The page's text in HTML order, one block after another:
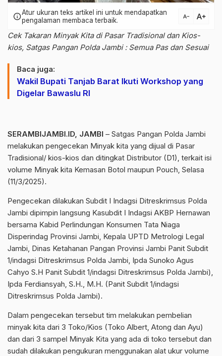
infoAtur ukuran teks artikel ini untuk mendapatkan
pengalaman membaca terbaik.
text_decrease text_increase
Cek Takaran Minyak Kita di Pasar Tradisional dan Kios-
kios, Satgas Pangan Polda Jambi : Semua Pas dan Sesuai
Baca juga:
Wakil Bupati Tanjab Barat Ikuti Workshop yang
Digelar Bawaslu RI
SERAMBIJAMBI.ID, JAMBI – Satgas Pangan Polda Jambi
melakukan pengecekan Minyak kita yang dijual di Pasar
Tradisional/ kios-kios dan ditingkat Distributor (D1), terkait isi
volume Minyak kita Kemasan Botol maupun Pouch, Selasa
(11/3/2025).
Pengecekan dilakukan Subdit I Indagsi Ditreskrimsus Polda
Jambi dipimpin langsung Kasubdit I Indagsi AKBP Hernawan
bersama Kabid Perlindungan Konsumen Tata Niaga
Disperindag Provinsi Jambi, Kepala UPTD Metrologi Legal
Jambi, Dinas Ketahanan Pangan Provinsi Jambi Panit Subdit
1/indagsi Ditreskrimsus Polda Jambi, Ipda Sunoko Agus
Cahyo S.H Panit Subdit 1/indagsi Ditreskrimsus Polda Jambi),
Ipda Ferdiansyah, S.H., M.H. (Panit Subdit 1/indagsi
Ditreskrimsus Polda Jambi).
Dalam pengecekan tersebut tim melakukan pembelian
minyak kita dari 3 Toko/Kios (Toko Albert, Atong dan Ayu)
dan dari 3 sampel Minyak Kita yang ada di toko tersebut dan
sudah dilakukan pengukuran menggunakan alat ukur volume